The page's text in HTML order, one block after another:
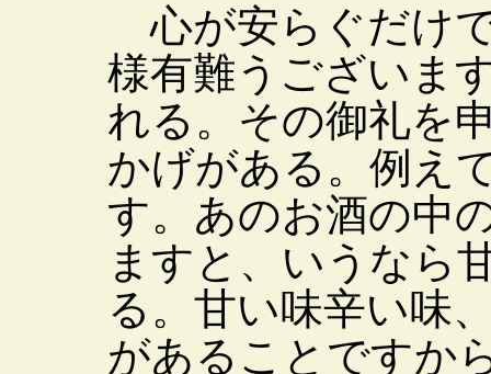
心が安らぐだけ
様有難うございま
れる。その御礼を
かげがある。例え
す。あのお酒の中
ますと、いうなら
る。甘い味辛い味
があることですか